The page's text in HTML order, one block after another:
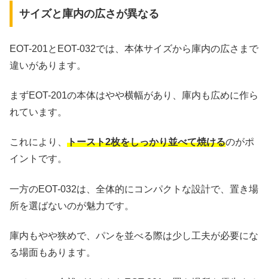
サイズと庫内の広さが異なる
EOT-201とEOT-032では、本体サイズから庫内の広さまで
違いがあります。
まずEOT-201の本体はやや横幅があり、庫内も広めに作ら
れています。
これにより、 トースト2枚をしっかり並べて焼けるのがポ
イントです。
一方のEOT-032は、全体的にコンパクトな設計で、置き場
所を選ばないのが魅力です。
庫内もやや狭めで、パンを並べる際は少し工夫が必要にな
る場面もあります。